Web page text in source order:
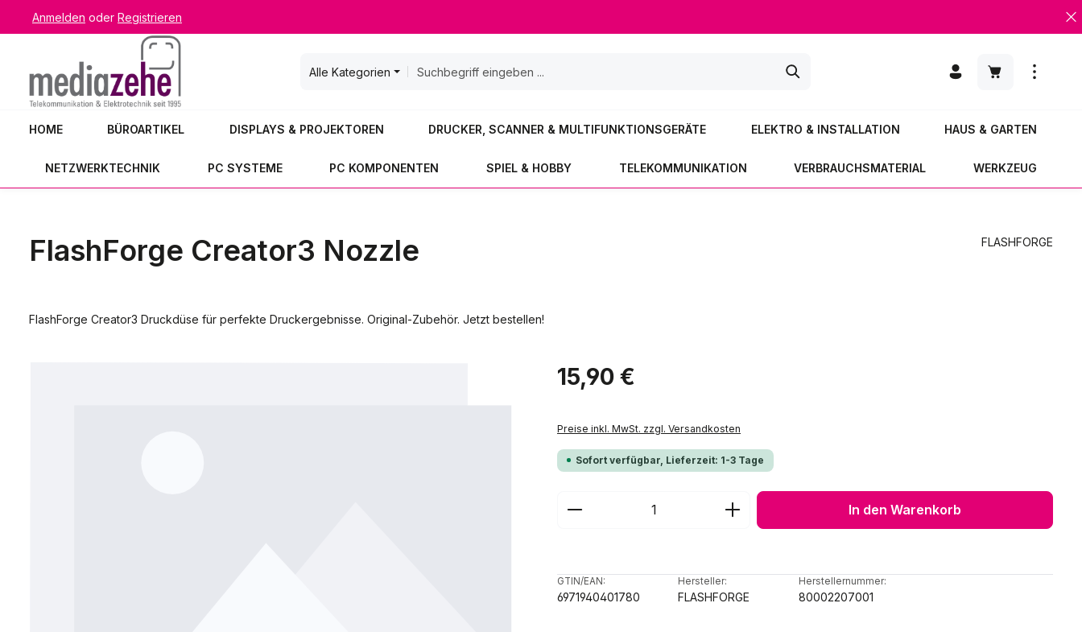
Hauptinhalt springen
Zur Suche springen
Zur Hauptnavigation springen
Anmelden oder Registrieren
Alle Kategorien
Warenkorb
HOME BÜROARTIKEL DISPLAYS & PROJEKTOREN DRUCKER, SCANNER & MULTIFUNKTIONSGERÄTE ELEKTRO & INSTALLATION HAUS & GARTEN
NETZWERKTECHNIK PC SYSTEME PC KOMPONENTEN SPIEL & HOBBY TELEKOMMUNIKATION VERBRAUCHSMATERIAL WERKZEUG
FlashForge Creator3 Nozzle FLASHFORGE
FlashForge Creator3 Druckdüse für perfekte Druckergebnisse. Original-Zubehör. Jetzt bestellen!
Regulärer Preis:
15,90 €
Preise inkl. MwSt. zzgl. Versandkosten
Sofort verfügbar, Lieferzeit: 1-3 Tage
Produkt Anzahl: Gib den gewünschten Wert ein oder
In den Warenkorb
GTIN/EAN:
6971940401780
Hersteller:
FLASHFORGE
Herstellernummer:
80002207001